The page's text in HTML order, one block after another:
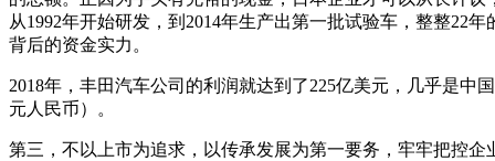
从1992年开始研发，到2014年生产出第一批试验车，整整22
背后的资金实力。
2018年，丰田汽车公司的利润就达到了225亿美元，几乎是中
元人民币）。
第三，不以上市为追求，以传承发展为第一要务，牢牢把控企